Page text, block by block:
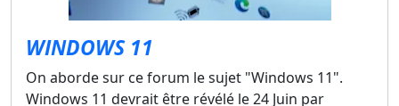
WINDOWS 11
On aborde sur ce forum le sujet "Windows 11".
Windows 11 devrait être révélé le 24 Juin par